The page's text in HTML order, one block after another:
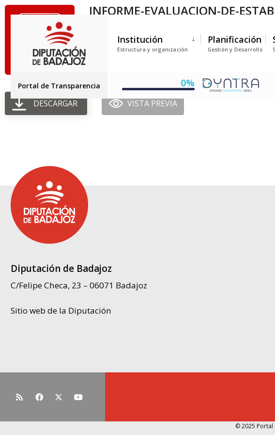
Institución
Estructura y organización
Planificación
Gestión y Desarrollo
Portal de Transparencia 0%
INFORME-EVALUACION-DE-
Creado: 30-06-2025
Actualizado: 30-06-2025
DESCARGAR VISTA PREVIA
Diputación de Badajoz
C/Felipe Checa, 23 – 06071 Badajoz
Sitio web de la Diputación
© 2025 Portal